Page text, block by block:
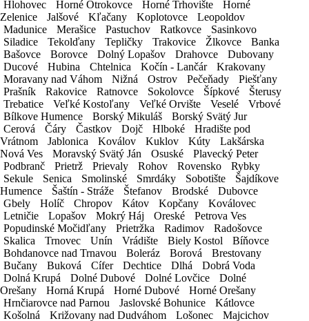
*vratná záloha 170€
*cena je uvedená bez DPH
1 deň:
24,96€
2-3 dni:
22,08€
4-7 dní:
20,16€
8-11 dní:
19,20€
12-14 dní:
18,24€
15-20 dní: 17,28€
21-25 dní:
15,36€
26-30 dní:
16,32€
nad 31 dní: dohodou
*cena za 1 deň prenájmu
*vratná záloha 170€
*cena je uvedená bez DPH
OBJEDNÁVKOVÝ FORMULÁR
Táto objednávka je nezáväzná. Po jej odoslaní bude schválená
našími pracovníkmi.
Vozidlo
Hlohovec
Horné Otrokovce Horné Trhovište
Horné
Zelenice
Jalšové Kľačany Koplotovce
Leopoldov
Madunice
Merašice Pastuchov Ratkovce
Sasinkovo
Siladice
Tekolďany Tepličky Trakovice Žlkovce
Banka
Bašovce
Borovce Dolný Lopašov Drahovce
Dubovany
Ducové
Hubina Chtelnica Kočín - Lančár
Krakovany
Moravany nad Váhom
Nižná Ostrov Pečeňady
Piešťany
Prašník
Rakovice Ratnovce Sokolovce Šípkové
Šterusy
Trebatice
Veľké Kostoľany Veľké Orvište Veselé
Vrbové
Bílkove Humence
Borský Mikuláš
Borský Svätý Jur
Cerová
Čáry Častkov Dojč Hlboké
Hradište pod
Vrátnom
Jablonica Koválov Kuklov Kúty
Lakšárska
Nová Ves
Moravský Svätý Ján Osuské
Plavecký Peter
Podbranč
Prietrž Prievaly Rohov Rovensko
Rybky
Sekule
Senica Smolinské Smrdáky Sobotište
Šajdíkove
Humence
Šaštín - Stráže Štefanov Brodské
Dubovce
Gbely
Holíč Chropov Kátov Kopčany
Koválovec
Letničie
Lopašov Mokrý Háj Oreské
Petrova Ves
Popudinské Močidľany
Prietržka Radimov
Radošovce
Skalica
Trnovec Unín Vrádište Biely Kostol
Bíňovce
Bohdanovce nad Trnavou
Boleráz Borová
Brestovany
Bučany
Buková Cífer Dechtice Dlhá
Dobrá Voda
Dolná Krupá
Dolné Dubové Dolné Lovčice
Dolné
Orešany
Horná Krupá Horné Dubové
Horné Orešany
Hrnčiarovce nad Parnou
Jaslovské Bohunice
Kátlovce
Košolná
Križovany nad Dudváhom Lošonec
Majcichov
Hlohovec
Horné Otrokovce Horné Trhovište
Horné
Zelenice
Jalšové Kľačany Koplotovce
Leopoldov
Madunice
Merašice Pastuchov Ratkovce
Sasinkovo
Siladice
Tekolďany Tepličky Trakovice Žlkovce
Banka
Bašovce
Borovce Dolný Lopašov Drahovce
Dubovany
Ducové
Hubina Chtelnica Kočín - Lančár
Krakovany
Moravany nad Váhom
Nižná Ostrov Pečeňady
Piešťany
Prašník
Rakovice Ratnovce Sokolovce Šípkové
Šterusy
Trebatice
Veľké Kostoľany Veľké Orvište Veselé
Vrbové
Bílkove Humence
Borský Mikuláš
Borský Svätý Jur
Cerová
Čáry Častkov Dojč Hlboké
Hradište pod
Vrátnom
Jablonica Koválov Kuklov Kúty
Lakšárska
Nová Ves
Moravský Svätý Ján Osuské
Plavecký Peter
Podbranč
Prietrž Prievaly Rohov Rovensko
Rybky
Sekule
Senica Smolinské Smrdáky Sobotište
Šajdíkove
Humence
Šaštín - Stráže Štefanov Brodské
Dubovce
Gbely
Holíč Chropov Kátov Kopčany
Koválovec
Letničie
Lopašov Mokrý Háj Oreské
Petrova Ves
Popudinské Močidľany
Prietržka Radimov
Radošovce
Skalica
Trnovec Unín Vrádište Biely Kostol
Bíňovce
Bohdanovce nad Trnavou
Boleráz Borová
Brestovany
Bučany
Buková Cífer Dechtice Dlhá
Dobrá Voda
Dolná Krupá
Dolné Dubové Dolné Lovčice
Dolné
Orešany
Horná Krupá Horné Dubové
Horné Orešany
Hrnčiarovce nad Parnou
Jaslovské Bohunice
Kátlovce
Košolná
Križovany nad Dudváhom Lošonec
Majcichov